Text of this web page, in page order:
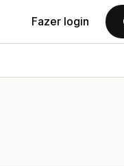
Fazer login